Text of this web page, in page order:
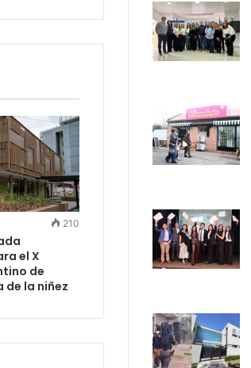
210
el X
de
de la niñez